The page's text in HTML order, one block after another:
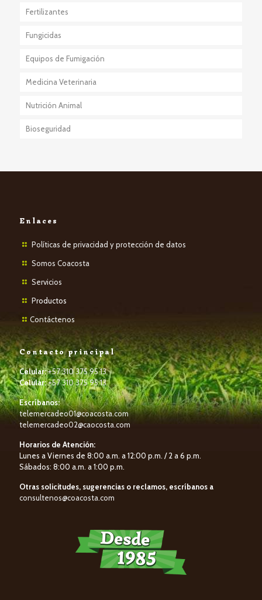
Fertilizantes
Fungicidas
Equipos de Fumigación
Medicina Veterinaria
Nutrición Animal
Bioseguridad
Enlaces
Políticas de privacidad y protección de datos
Somos Coacosta
Servicios
Productos
Contáctenos
Contacto principal
Celular:+57 310 375 95 13
Celular:+57 310 375 95 13
Escríbanos:
telemercadeo01@coacosta.com
telemercadeo02@caocosta.com
Horarios de Atención:
Lunes a Viernes de 8:00 a.m. a 12:00 p.m. / 2 a 6 p.m.
Sábados: 8:00 a.m. a 1:00 p.m.
Otras solicitudes, sugerencias o reclamos, escríbanos a
consultenos@coacosta.com